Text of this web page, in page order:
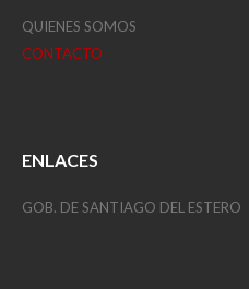
QUIENES SOMOS
CONTACTO
ENLACES
GOB. DE SANTIAGO DEL ESTERO